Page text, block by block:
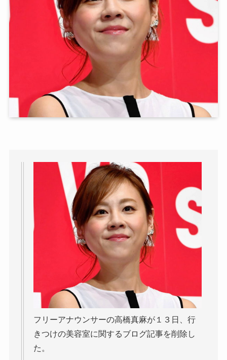
フリーアナウンサーの高橋真麻が１３日、行
きつけの美容室に関するブログ記事を削除し
た。